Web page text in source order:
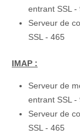
entrant SSL -
Serveur de
SSL - 465
IMAP :
Serveur de
entrant SSL -
Serveur de
SSL - 465